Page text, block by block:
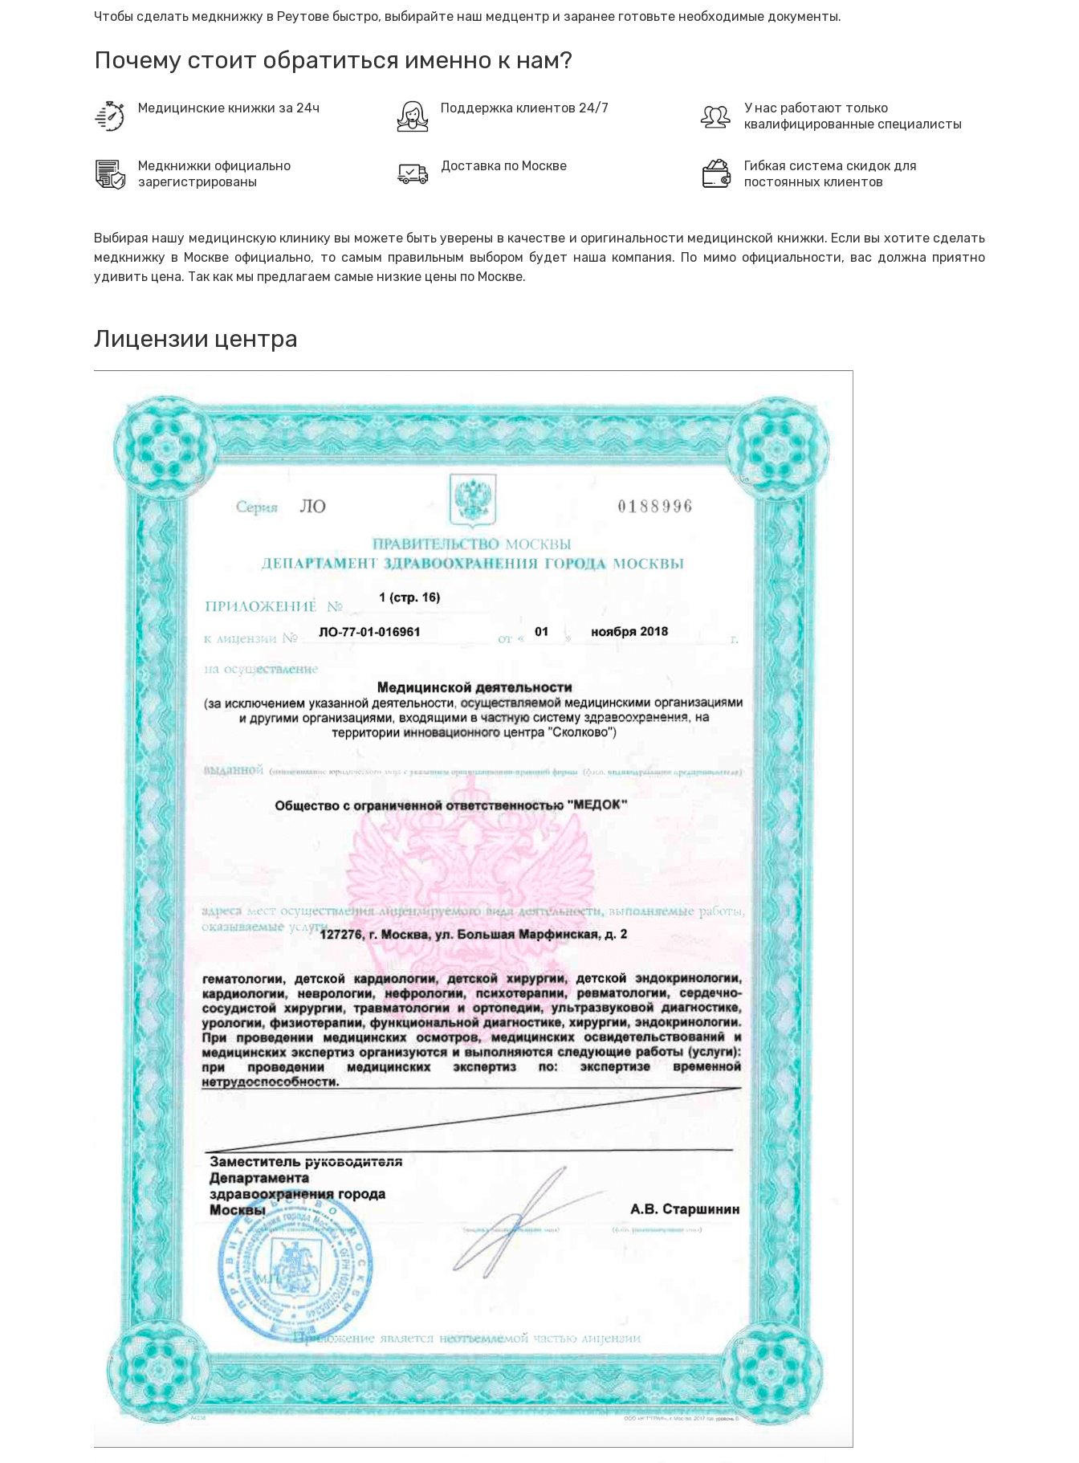
Чтобы сделать медкнижку в Реутове быстро, выбирайте наш медцентр и заранее готовьте необходимые документы.
Почему стоит обратиться именно к нам?
Медицинские книжки за 24ч Поддержка клиентов 24/7
У нас работают только
квалифицированные специалисты
Медкнижки официально
зарегистрированы
Доставка по Москве
Гибкая система скидок для
постоянных клиентов
Выбирая нашу медицинскую клинику вы можете быть уверены в качестве и оригинальности медицинской книжки. Если вы хотите сделать
медкнижку в Москве официально, то самым правильным выбором будет наша компания. По мимо официальности, вас должна приятно
удивить цена. Так как мы предлагаем самые низкие цены по Москве.
Лицензии центра